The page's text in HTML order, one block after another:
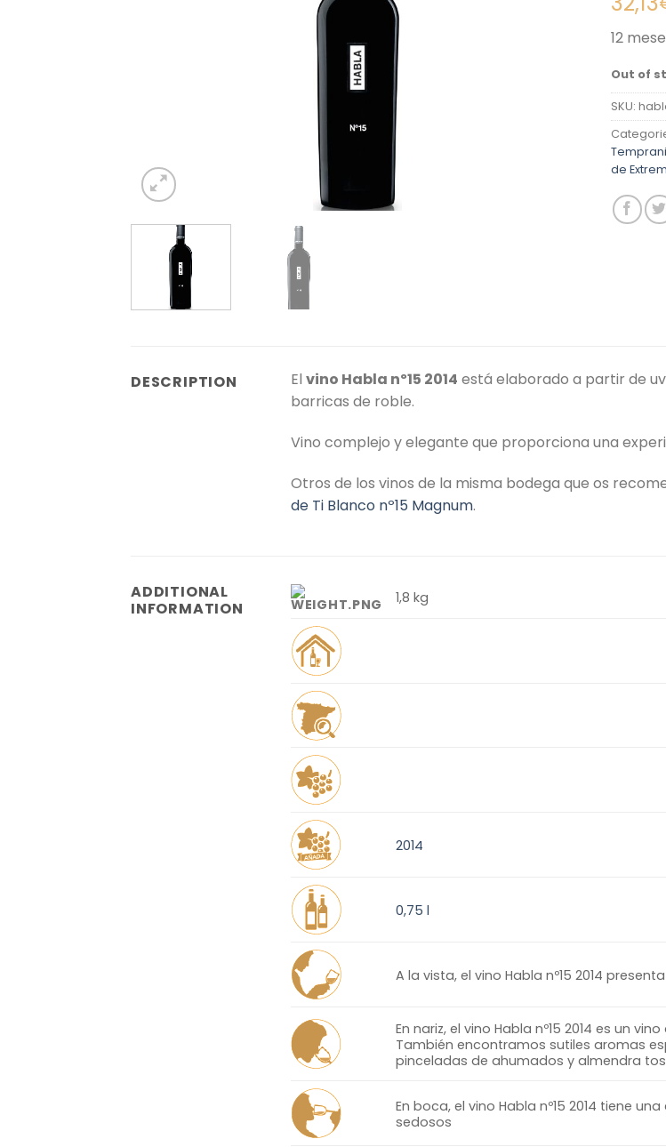
12
Out of
SKU:
de
DESCRIPTION El vino Habla nº15 2014 está elaborado a partir de
barricas de roble.
Vino complejo y elegante que proporciona una
Otros de los vinos de la misma bodega que os
de Ti Blanco nº15 Magnum.
ADDITIONAL
INFORMATION
1,8 kg
2014
0,75 l
A la vista, el vino Habla nº15 2014
En nariz, el vino Habla nº15 2014 es un
También encontramos sutiles aromas
pinceladas de ahumados y almendra
En boca, el vino Habla nº15 2014 tiene
sedosos